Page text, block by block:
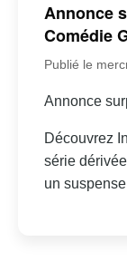
Annonce
Comédie
Publié le
Annonce
Découvrez
série
un